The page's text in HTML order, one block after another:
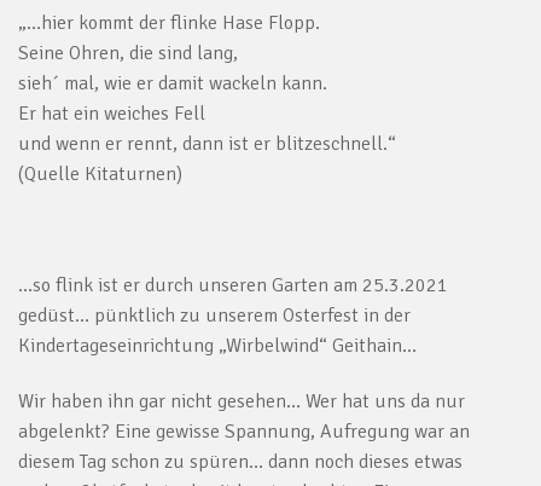
„…hier kommt der flinke Hase Flopp.
Seine Ohren, die sind lang,
sieh´ mal, wie er damit wackeln kann.
Er hat ein weiches Fell
und wenn er rennt, dann ist er blitzeschnell.“
(Quelle Kitaturnen)
…so flink ist er durch unseren Garten am 25.3.2021
gedüst… pünktlich zu unserem Osterfest in der
Kindertageseinrichtung „Wirbelwind“ Geithain…
Wir haben ihn gar nicht gesehen… Wer hat uns da nur
abgelenkt? Eine gewisse Spannung, Aufregung war an
diesem Tag schon zu spüren… dann noch dieses etwas